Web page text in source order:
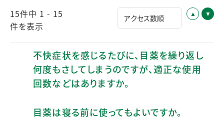
15件中 1 - 15
件を表示
不快症状を感じるたびに、目薬を繰り返し
何度もさしてしまうのですが、適正な使用
回数などはありますか。
目薬は寝る前に使ってもよいですか。